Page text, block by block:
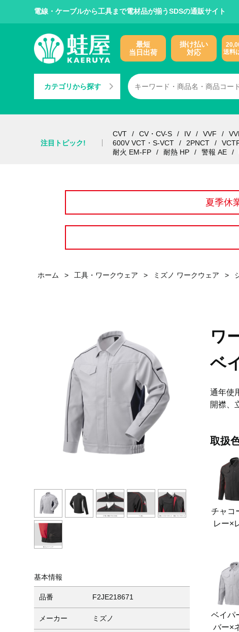
電線・ケーブルから工具まで電材品が揃うSDSの通販サイト
最短
当日出荷
掛け払い
対応
送料
カテゴリから探す
注目トピック!
CVT CV・CV-S IV VVF
600V VCT・S-VCT
2PNCT
耐火 EM-FP
耐熱 HP 警報 AE
夏季休
ホーム > 工具・ワークウェア > ミズノ ワークウェア >
基本情報
品番 F2JE218671
メーカー ミズノ
ワ
ベ
通年使
開襟、
取扱
チャコ
レー×
ベイパ
バー×